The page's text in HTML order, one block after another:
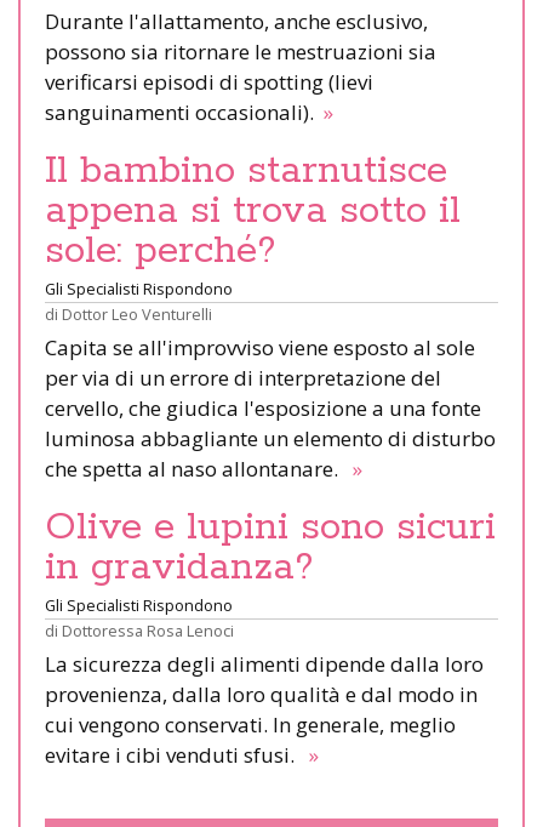
Durante l'allattamento, anche esclusivo,
possono sia ritornare le mestruazioni sia
verificarsi episodi di spotting (lievi
sanguinamenti occasionali). »
Il bambino starnutisce
appena si trova sotto il
sole: perché?
Gli Specialisti Rispondono
di Dottor Leo Venturelli
Capita se all'improvviso viene esposto al sole
per via di un errore di interpretazione del
cervello, che giudica l'esposizione a una fonte
luminosa abbagliante un elemento di disturbo
che spetta al naso allontanare. »
Olive e lupini sono sicuri
in gravidanza?
Gli Specialisti Rispondono
di Dottoressa Rosa Lenoci
La sicurezza degli alimenti dipende dalla loro
provenienza, dalla loro qualità e dal modo in
cui vengono conservati. In generale, meglio
evitare i cibi venduti sfusi. »